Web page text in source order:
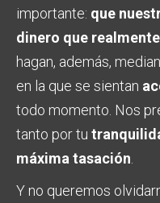
importante: que
dinero que
hagan, además,
en la que se sientan
todo momento. Nos
tanto por tu
máxima tasación
Y no queremos